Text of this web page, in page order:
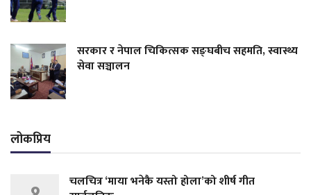
सरकार र नेपाल चिकित्सक सङ्घबीच सहमति, स्वास्थ्य
सेवा सञ्चालन
लोकप्रिय
चलचित्र ‘माया भनेकै यस्तो होला’को शीर्ष गीत